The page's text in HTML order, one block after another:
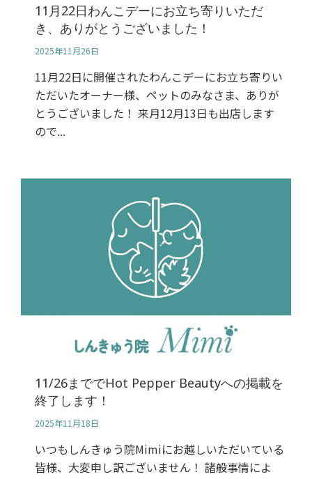
11月22日わんこデーにお立ち寄りいただ
き、ありがとうございました！
2025年11月26日
11月22日に開催されたわんこデーにお立ち寄りい
ただいたオーナー様、ペットのみなさま、ありが
とうございました！ 来月12月13日も出店します
ので...
11/26まででHot Pepper Beautyへの掲載を
終了します！
2025年11月18日
いつもしんきゅう院Mimiにお越しいただいている
皆様、大変申し訳ございません！ 諸般事情によ